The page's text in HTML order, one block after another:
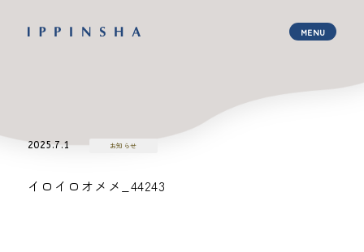
2025.7.1 お知らせ
イロイロオメメ_44243